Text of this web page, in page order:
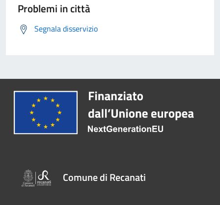
Problemi in città
Segnala disservizio
Comune di Recanati